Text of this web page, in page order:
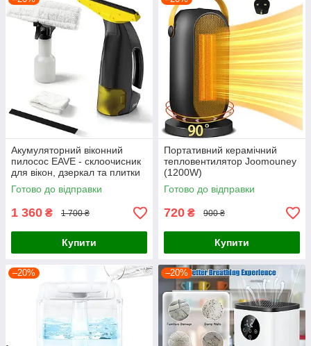
Акумуляторний віконний
пилосос EAVE - склоочисник
для вікон, дзеркал та плитки
(Повний комплект)
Готово до відправки
1 360 ₴ 1 700 ₴
Купити
Портативний керамічний
тепловентилятор Joomouney
(1200W)
Готово до відправки
720 ₴ 900 ₴
Купити
–20% –20%